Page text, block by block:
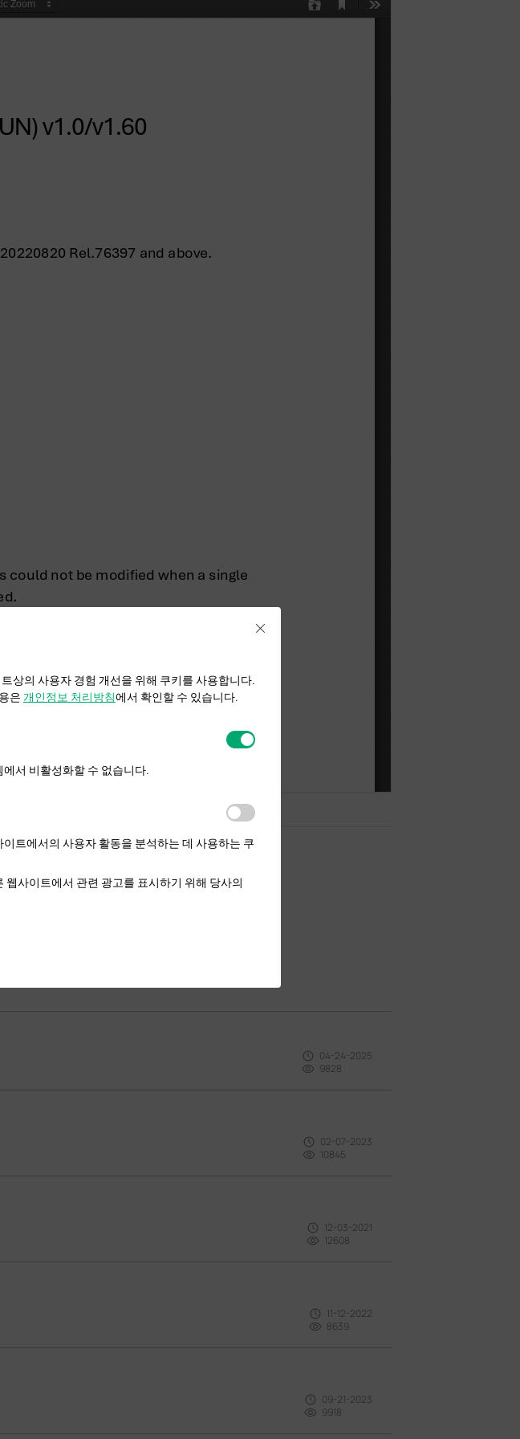
04-24-2025
9828
02-07-2023
10845
12-03-2021
12608
11-12-2022
8639
09-21-2023
9918
상의 사용자 경험 개선을 위해 쿠키를 사용합니다.
은 개인정보 처리방침에서 확인할 수 있습니다.
서 비활성화할 수 없습니다.
트에서의 사용자 활동을 분석하는 데 사용하는 쿠
사이트에서 관련 광고를 표시하기 위해 당사의
Close